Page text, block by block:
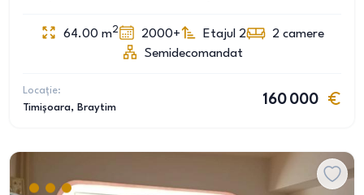
64.00 m2 2000+ Etajul 2 2 camere
Semidecomandat
Locație:
Timișoara, Braytim
160 000